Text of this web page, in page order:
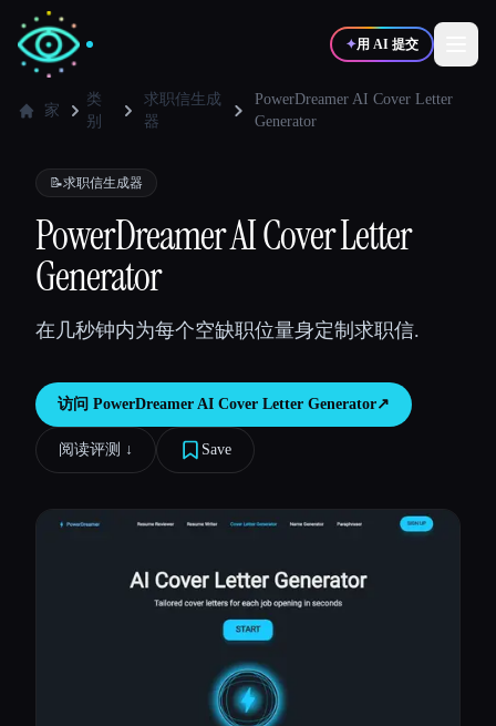
✦用 AI 提交
💻开发者 📈营销
🎓 🎬
博客
家
类
别
求职信生成
器
PowerDreamer AI Cover Letter
Generator
📝求职信生成器
PowerDreamer AI Cover Letter
Generator
在几秒钟内为每个空缺职位量身定制求职信.
访问 PowerDreamer AI Cover Letter Generator↗︎
阅读评测 ↓︎ Save